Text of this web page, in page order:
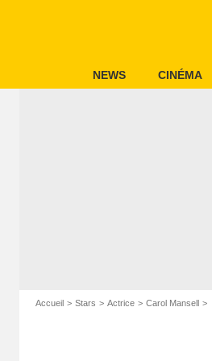
NEWS CINÉMA
Accueil Stars Actrice Carol Mansell